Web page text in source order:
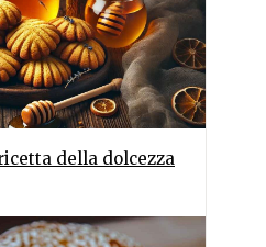
della dolcezza